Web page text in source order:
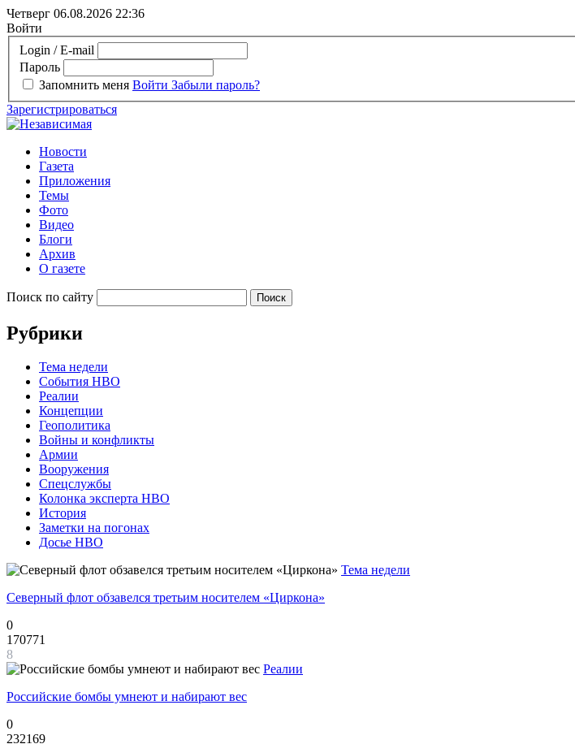
Четверг 06.08.2026 22:36
Войти
Login / E-mail
Пароль
Запомнить меня Войти Забыли пароль?
Зарегистрироваться
Новости
Газета
Приложения
Темы
Фото
Видео
Блоги
Архив
О газете
Поиск по сайту
Рубрики
Тема недели
События НВО
Реалии
Концепции
Геополитика
Войны и конфликты
Армии
Вооружения
Спецслужбы
Колонка эксперта НВО
История
Заметки на погонах
Досье НВО
Тема недели
Северный флот обзавелся третьим носителем «Циркона»
0
170771
8
Реалии
Российские бомбы умнеют и набирают вес
0
232169